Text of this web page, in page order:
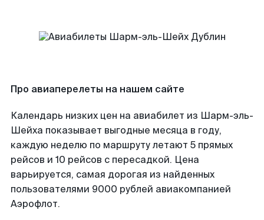
Про авиаперелеты на нашем сайте
Календарь низких цен на авиабилет из Шарм-эль-
Шейха показывает выгодные месяца в году,
каждую неделю по маршруту летают 5 прямых
рейсов и 10 рейсов с пересадкой. Цена
варьируется, самая дорогая из найденных
пользователями 9000 рублей авиакомпанией
Аэрофлот.